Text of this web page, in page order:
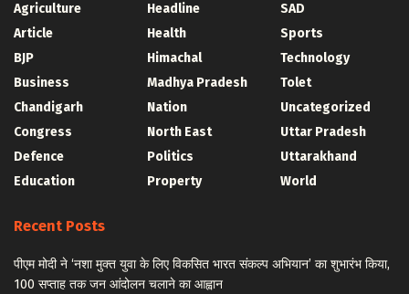
Agriculture
Article
BJP
Business
Chandigarh
Congress
Defence
Education
Headline
Health
Himachal
Madhya Pradesh
Nation
North East
Politics
Property
SAD
Sports
Technology
Tolet
Uncategorized
Uttar Pradesh
Uttarakhand
World
Recent Posts
पीएम मोदी ने ‘नशा मुक्त युवा के लिए विकसित भारत संकल्प अभियान’ का शुभारंभ किया,
100 सप्ताह तक जन आंदोलन चलाने का आह्वान